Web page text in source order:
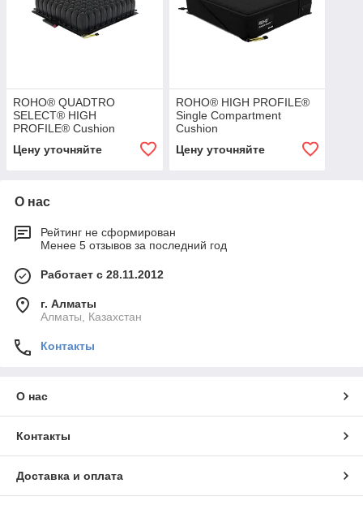
ROHO® QUADTRO
SELECT® HIGH
PROFILE® Cushion
Цену уточняйте
ROHO® HIGH PROFILE®
Single Compartment
Cushion
Цену уточняйте
О нас
Рейтинг не сформирован
Менее 5 отзывов за последний год
Работает с 28.11.2012
г. Алматы
Алматы, Казахстан
Контакты
О нас
Контакты
Доставка и оплата